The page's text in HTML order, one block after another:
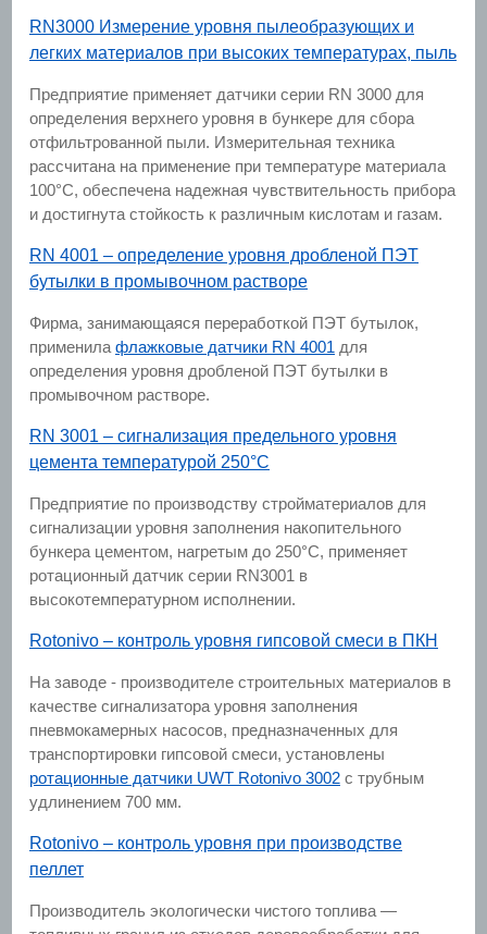
RN3000 Измерение уровня пылеобразующих и
легких материалов при высоких температурах, пыль
Предприятие применяет датчики серии RN 3000 для
определения верхнего уровня в бункере для сбора
отфильтрованной пыли. Измерительная техника
рассчитана на применение при температуре материала
100°C, обеспечена надежная чувствительность прибора
и достигнута стойкость к различным кислотам и газам.
RN 4001 – определение уровня дробленой ПЭТ
бутылки в промывочном растворе
Фирма, занимающаяся переработкой ПЭТ бутылок,
применила флажковые датчики RN 4001 для
определения уровня дробленой ПЭТ бутылки в
промывочном растворе.
RN 3001 – сигнализация предельного уровня
цемента температурой 250°С
Предприятие по производству стройматериалов для
сигнализации уровня заполнения накопительного
бункера цементом, нагретым до 250°C, применяет
ротационный датчик серии RN3001 в
высокотемпературном исполнении.
Rotonivo – контроль уровня гипсовой смеси в ПКН
На заводе - производителе строительных материалов в
качестве сигнализатора уровня заполнения
пневмокамерных насосов, предназначенных для
транспортировки гипсовой смеси, установлены
ротационные датчики UWT Rotonivo 3002 с трубным
удлинением 700 мм.
Rotonivo – контроль уровня при производстве
пеллет
Производитель экологически чистого топлива —